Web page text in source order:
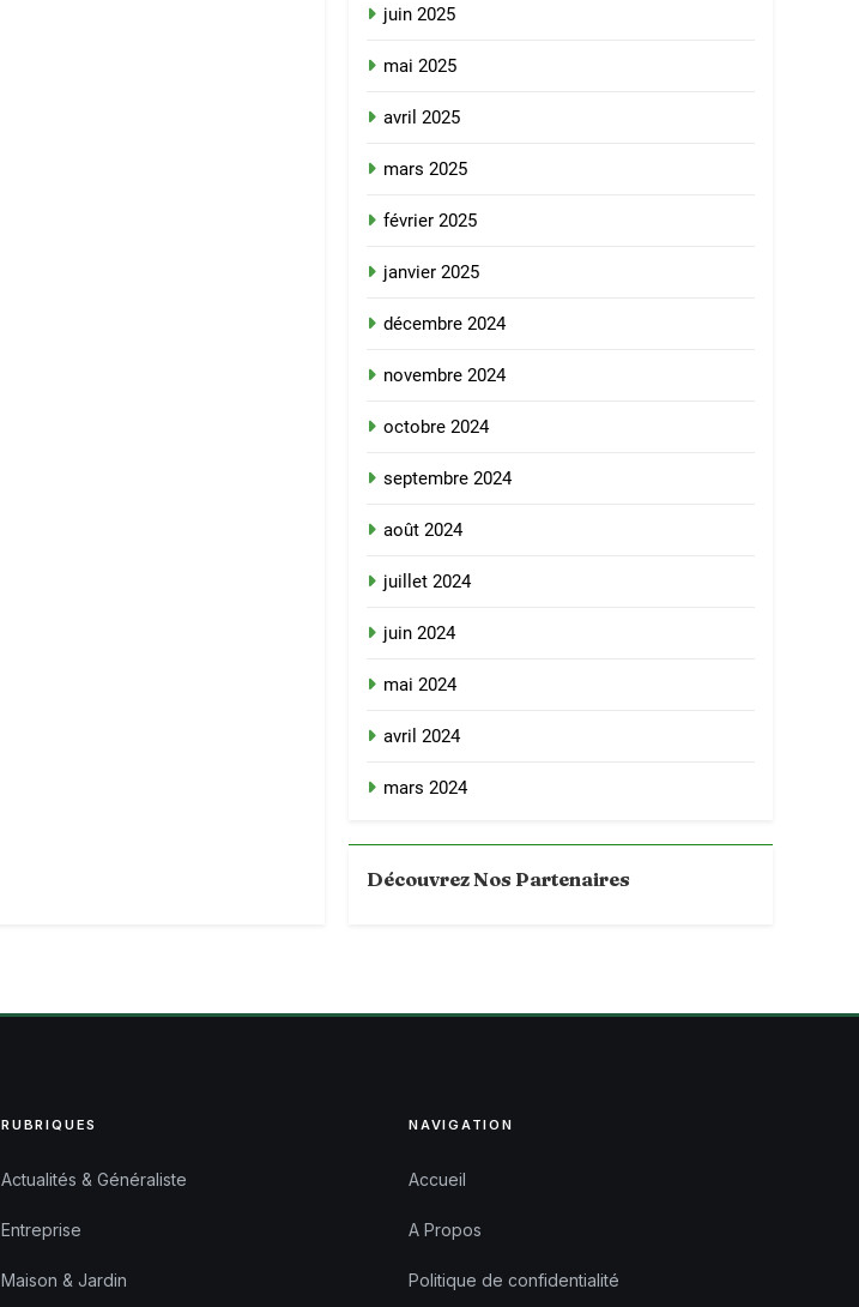
juin 2025
mai 2025
avril 2025
mars 2025
février 2025
janvier 2025
décembre 2024
novembre 2024
octobre 2024
septembre 2024
août 2024
juillet 2024
juin 2024
mai 2024
avril 2024
mars 2024
Découvrez Nos Partenaires
RUBRIQUES
Actualités & Généraliste
Entreprise
Maison & Jardin
NAVIGATION
Accueil
A Propos
Politique de confidentialité